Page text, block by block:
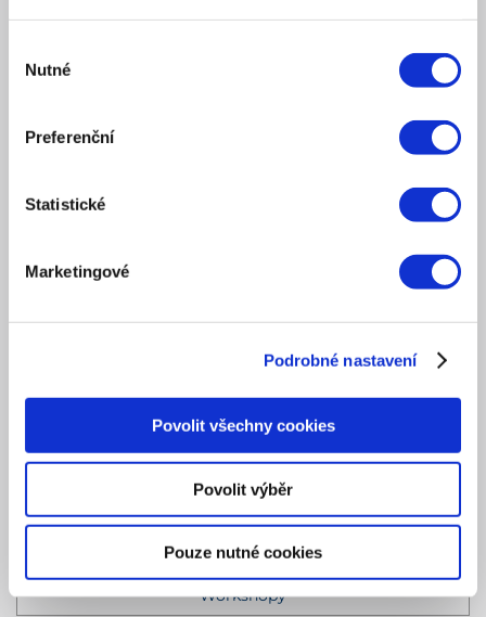
souhlasu
Nutné
Preferenční
Statistické
Marketingové
Podrobné nastavení
Povolit všechny cookies
Povolit výběr
Pouze nutné cookies
Blog
POŘÁDÁME
Eventy
Školení
Workshopy